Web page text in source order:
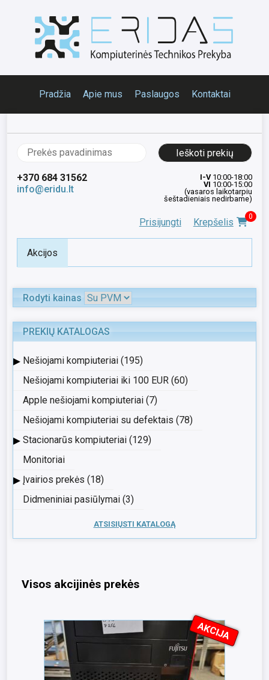
Pradžia Apie mus Paslaugos Kontaktai
Ieškoti:
+370 684 31562
info@eridu.lt
I-V10:00-18:00
VI 10:00-15:00
(vasaros laikotarpiu
šeštadieniais nedirbame)
Prisijungti Krepšelis 0
Akcijos
Rodyti kainas
PREKIŲ KATALOGAS
▸ Nešiojami kompiuteriai (195)
Nešiojami kompiuteriai iki 100 EUR (60)
Apple nešiojami kompiuteriai (7)
Nešiojami kompiuteriai su defektais (78)
▸ Stacionarūs kompiuteriai (129)
Monitoriai
▸ Įvairios prekės (18)
Didmeniniai pasiūlymai (3)
ATSISIŲSTI KATALOGĄ
Visos akcijinės prekės
AKCIJA
K
S
N
A